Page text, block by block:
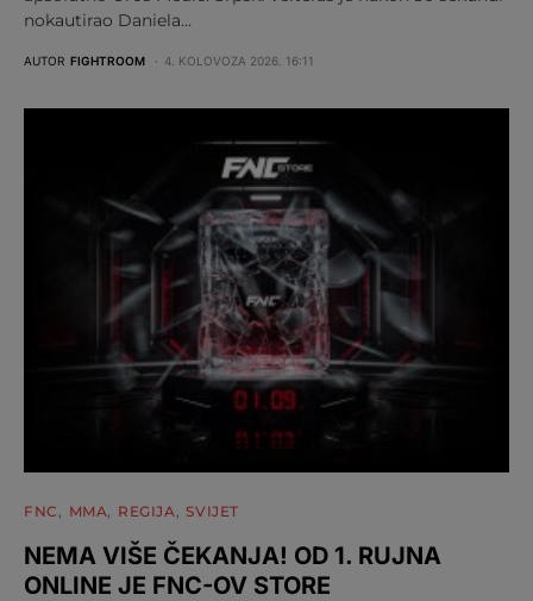
nokautirao Daniela…
AUTOR FIGHTROOM 4. KOLOVOZA 2026. 16:11
FNC MMA REGIJA SVIJET
NEMA VIŠE ČEKANJA! OD 1. RUJNA
ONLINE JE FNC-OV STORE